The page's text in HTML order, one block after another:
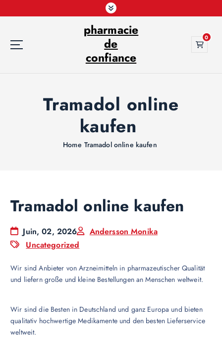
k
pharmacie
de
confiance
0
Tramadol online
kaufen
Home Tramadol online kaufen
Tramadol online kaufen
Juin, 02, 2026
Andersson Monika
Uncategorized
Wir sind Anbieter von Arzneimitteln in pharmazeutischer Qualität
und liefern große und kleine Bestellungen an Menschen weltweit.
Wir sind die Besten in Deutschland und ganz Europa und bieten
qualitativ hochwertige Medikamente und den besten Lieferservice
weltweit.